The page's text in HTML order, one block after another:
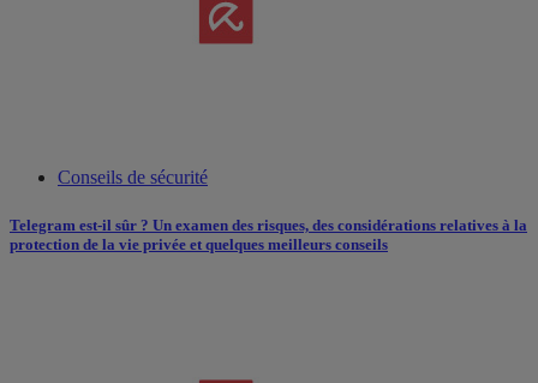
Conseils de sécurité
Telegram est-il sûr ? Un examen des risques, des considérations relatives à la
protection de la vie privée et quelques meilleurs conseils